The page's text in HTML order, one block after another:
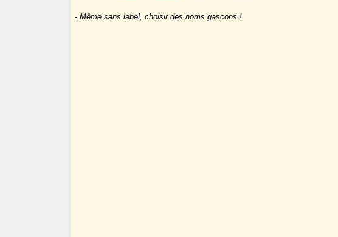
- Même sans label, choisir des noms gascons !